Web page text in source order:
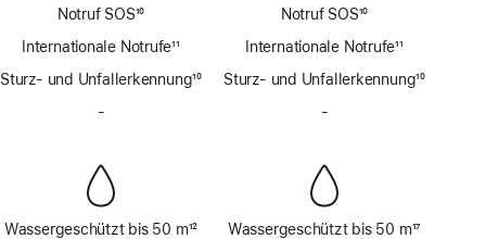
Notruf SOS10
Internationale Notrufe11
Sturz- und Unfallerkennung10
-
Wassergeschützt bis 50 m12
Notruf SOS10
Internationale Notrufe11
Sturz- und Unfallerkennung10
-
Wassergeschützt bis 50 m17